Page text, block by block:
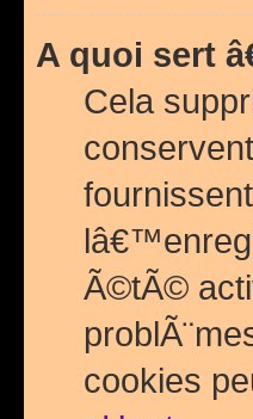
A quoi sert
Cela
Ã©tÃ©
cookies